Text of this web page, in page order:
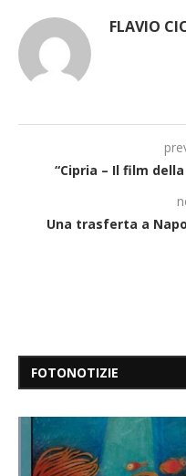
FLAVIO
“Cipria – Il film
Una trasferta a
FOTONOTIZIE